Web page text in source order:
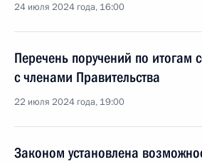
24 июля 2024 года, 16:00
Перечень поручений по итогам
с членами Правительства
22 июля 2024 года, 19:00
Законом установлена